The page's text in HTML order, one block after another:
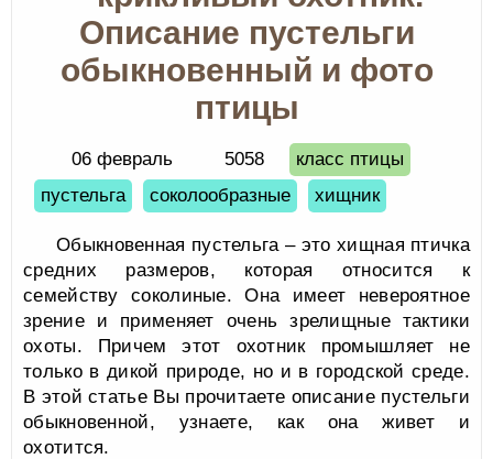
Описание пустельги
обыкновенный и фото
птицы
06 февраль 5058
класс птицы
пустельга
соколообразные хищник
Обыкновенная пустельга – это хищная птичка
средних размеров, которая относится к
семейству соколиные. Она имеет невероятное
зрение и применяет очень зрелищные тактики
охоты. Причем этот охотник промышляет не
только в дикой природе, но и в городской среде.
В этой статье Вы прочитаете описание пустельги
обыкновенной, узнаете, как она живет и
охотится.